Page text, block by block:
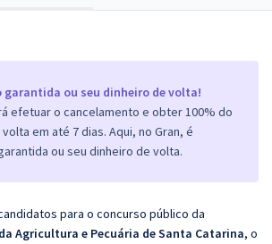
ou seu dinheiro de volta!
efetuar o cancelamento e obter 100% do
em até 7 dias. Aqui, no Gran, é
ou seu dinheiro de volta.
para o concurso público da
Agricultura e Pecuária de Santa Catarina, o